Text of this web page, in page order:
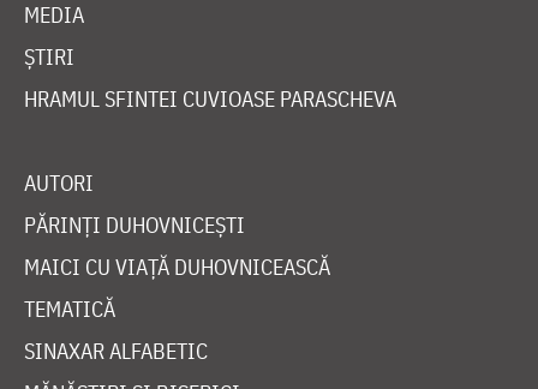
MEDIA
ȘTIRI
HRAMUL SFINTEI CUVIOASE PARASCHEVA
AUTORI
PĂRINȚI DUHOVNICEȘTI
MAICI CU VIAȚĂ DUHOVNICEASCĂ
TEMATICĂ
SINAXAR ALFABETIC